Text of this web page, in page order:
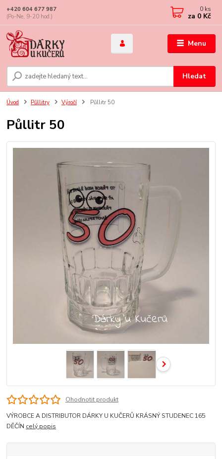
Menu
Hledat
+420 604 677 987
(Po-Ne, 9-20 hod.)
0 ks
za 0 Kč
Úvod Půllitry Výročí Půllitr 50
Půllitr 50
Ohodnotit produkt
VÝROBCE A DISTRIBUTOR DÁRKY U KUČERŮ KRÁSNÝ STUDENEC 165
DĚČÍN celý popis